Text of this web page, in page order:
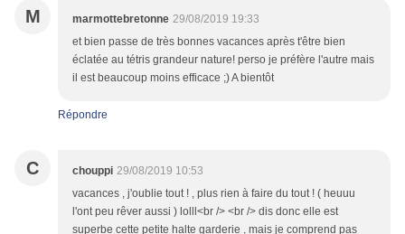
M marmottebretonne 29/08/2019 19:33
et bien passe de très bonnes vacances après t'être bien
éclatée au tétris grandeur nature! perso je préfère l'autre mais
il est beaucoup moins efficace ;) A bientôt
Répondre
C chouppi 29/08/2019 10:53
vacances , j'oublie tout ! , plus rien à faire du tout ! ( heuuu
l'ont peu rêver aussi ) lolll<br /> <br /> dis donc elle est
superbe cette petite halte garderie , mais je comprend pas